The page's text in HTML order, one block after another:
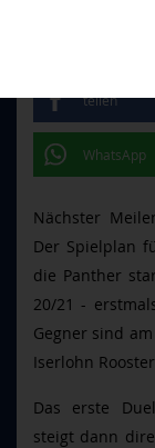
teilen
WhatsApp
Nächster
Der Spielplan
die Panther
20/21 -
Gegner sind
Iserlohn
Das erste
steigt dann